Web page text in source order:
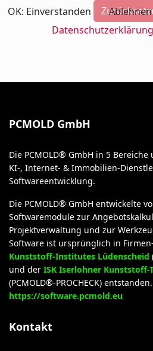
PCMOLD GmbH
Die PCMOLD® GmbH in 5
KI-, Internet- & Immobilien-
Softwareentwicklung.
Die PCMOLD® GmbH entwickelte
Softwaremodule zur
Projektverwaltung und zur
Software ist ursprünglich in
Kunststoff-Institutes Lüdenscheid
und der ISK Iserlohner Kunststoff-
(PCMOLD®-PROCHECK)
https://software.pcmold.eu
Kontakt
OK: Einverstanden
Ablehnen
Datenschutzerklärung